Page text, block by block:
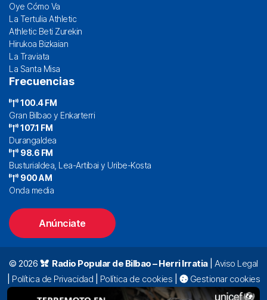
Oye Cómo Va
La Tertulia Athletic
Athletic Beti Zurekin
Hirukoa Bizkaian
La Traviata
La Santa Misa
Frecuencias
100.4 FM
Gran Bilbao y Enkarterri
107.1 FM
Durangaldea
98.6 FM
Busturialdea, Lea-Artibai y Uribe-Kosta
900 AM
Onda media
Anúnciate
© 2026 Radio Popular de Bilbao – Herri Irratia| Aviso Legal
Política de Privacidad Política de cookies
Gestionar cookies
Alda. Mazarredo, 47 – 7º 48009 Bilbao |
94 423 92 00|